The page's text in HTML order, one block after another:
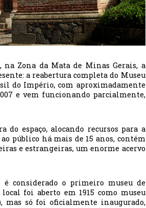
na Zona da Mata de Minas Gerais, a
a reabertura completa do Museu
do Império, com aproximadamente
e vem funcionando parcialmente,
espaço, alocando recursos para a
público há mais de 15 anos, contém
e estrangeiras, um enorme acervo
considerado o primeiro museu de
foi aberto em 1915 como museu
mas só foi oficialmente inaugurado,